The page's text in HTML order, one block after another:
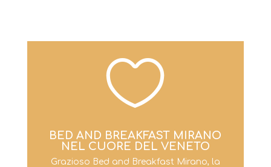

BED AND BREAKFAST MIRANO
NEL CUORE DEL VENETO
Grazioso Bed and Breakfast Mirano, la